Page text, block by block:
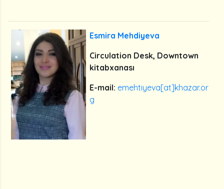
Esmira Mehdiyeva
Circulation Desk, Downtown
kitabxanası
E-mail: emehtiyeva[at]khazar.or
g